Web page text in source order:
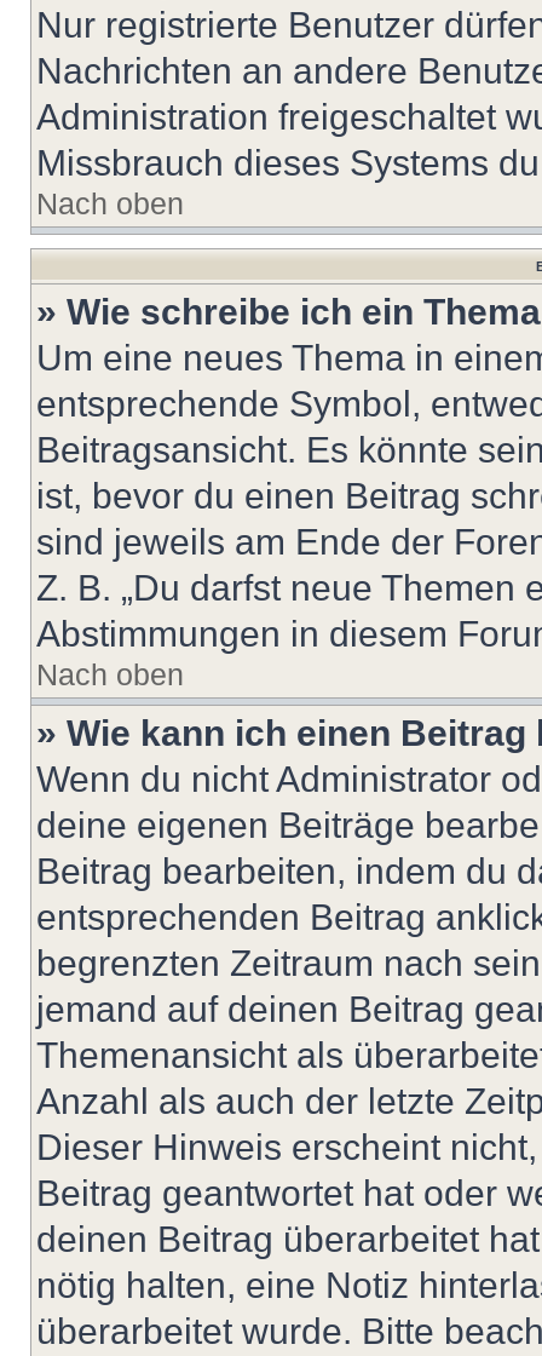
Nur registrierte Benutzer
Nachrichten an andere
Administration freigeschaltet
Missbrauch dieses Systems
Nach oben
» Wie schreibe ich ein
Um eine neues Thema in
entsprechende Symbol,
Beitragsansicht. Es könnte
ist, bevor du einen Beitrag
sind jeweils am Ende der
Z. B. „Du darfst neue Themen
Abstimmungen in diesem
Nach oben
» Wie kann ich einen
Wenn du nicht Administrator
deine eigenen Beiträge
Beitrag bearbeiten, indem du
entsprechenden Beitrag
begrenzten Zeitraum nach
jemand auf deinen Beitrag
Themenansicht als
Anzahl als auch der letzte
Dieser Hinweis erscheint
Beitrag geantwortet hat oder
deinen Beitrag überarbeitet
nötig halten, eine Notiz
überarbeitet wurde. Bitte